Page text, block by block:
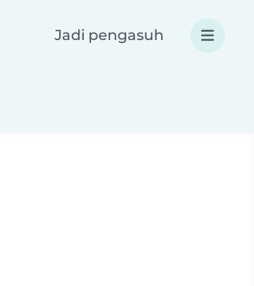
Jadi pengasuh